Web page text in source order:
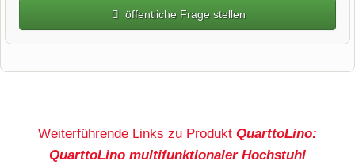
öffentliche Frage stellen
Weiterführende Links zu Produkt QuarttoLino:
QuarttoLino multifunktionaler Hochstuhl